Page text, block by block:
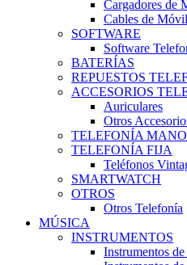
Cargadores de
Cables de
SOFTWARE
Software
BATERÍAS
REPUESTOS
ACCESORIOS
Auriculares
Otros
TELEFONÍA
TELEFONÍA FIJA
Teléfonos
SMARTWATCH
OTROS
Otros Telefonía
MÚSICA
INSTRUMENTOS
Instrumentos